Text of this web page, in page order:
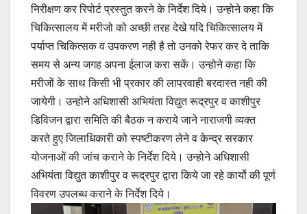
निरीक्षण कर रिपोर्ट प्रस्तुत करने के निर्देश दिये। उन्होने कहा कि
चिकित्सालय में मरीजो को अच्छी तरह देखे यदि चिकित्सालय में
पर्याप्त चिकित्सक व उपकरण नही है तो उनको रेफर कर दे ताकि
समय से अन्य जगह अपना ईलाज करा सकें। उन्होने कहा कि
मरीजों के साथ किसी भी प्रकार की लापरवाही बरदास्त नही की
जायेगी। उन्होने अधिशासी अभियंता विद्युत रूद्रपुर व काशीपुर
डिविजन द्वारा समिति की बैठक न कराये जाने नाराजगी व्यक्त
करते हुए जिलाधिकारी को स्पष्टीकरण लेने व केन्द्र सरकार
योजनाओं की जांच कराने के निर्देश दिये। उन्होने अधिशासी
अभियंता विद्युत काशीपुर व रूद्रपुर द्वारा किये जा रहे कार्यो की पूर्ण
विवरण उपलब्ध कराने के निर्देश दिये।